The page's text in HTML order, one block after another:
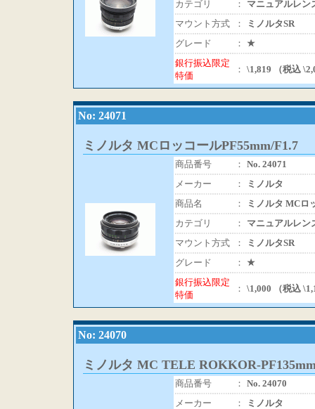
カテゴリ ：
マニュアルレン
マウント方式
：
ミノルタSR
グレード
： ★
銀行振込限定
特価
： \1,819 （税込
No: 24071
ミノルタ MCロッコールPF55mm/F1.7
商品番号 ： No. 24071
メーカー
：
ミノルタ
商品名
：
ミノルタ MCロ
カテゴリ
：
マニュアルレン
マウント方式
：
ミノルタSR
グレード
： ★
銀行振込限定
特価
： \1,000 （税込
No: 24070
ミノルタ MC TELE ROKKOR-
商品番号 ： No. 24070
メーカー
：
ミノルタ